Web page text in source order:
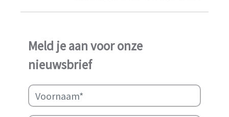
ook in het afgelopen jaar
ondersteunen.
Meld je aan voor onze
nieuwsbrief